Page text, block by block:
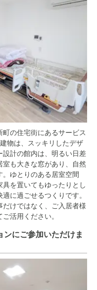
の住宅街にあるサービス
物は、スッキリしたデザ
計の館内は、明るい日差
も大きな窓があり、自然
ゆとりのある居室空間
を置いてもゆったりとし
に過ごせるつくりです。
けではなく、ご入居者様
活用ください。
にご参加いただけま